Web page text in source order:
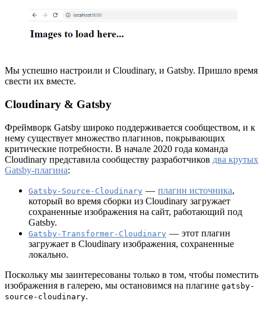
Мы успешно настроили и Cloudinary, и Gatsby. Пришло время
свести их вместе.
Cloudinary & Gatsby
Фреймворк Gatsby широко поддерживается сообществом, и к
нему существует множество плагинов, покрывающих
критические потребности. В начале 2020 года команда
Cloudinary представила сообществу разработчиков два крутых
Gatsby-плагина:
Gatsby-Source-Cloudinary — плагин источника,
который во время сборки из Cloudinary загружает
сохраненные изображения на сайт, работающий под
Gatsby.
Gatsby-Transformer-Cloudinary — этот плагин
загружает в Cloudinary изображения, сохраненные
локально.
Поскольку мы заинтересованы только в том, чтобы поместить
изображения в галерею, мы остановимся на плагине gatsby-
source-cloudinary.